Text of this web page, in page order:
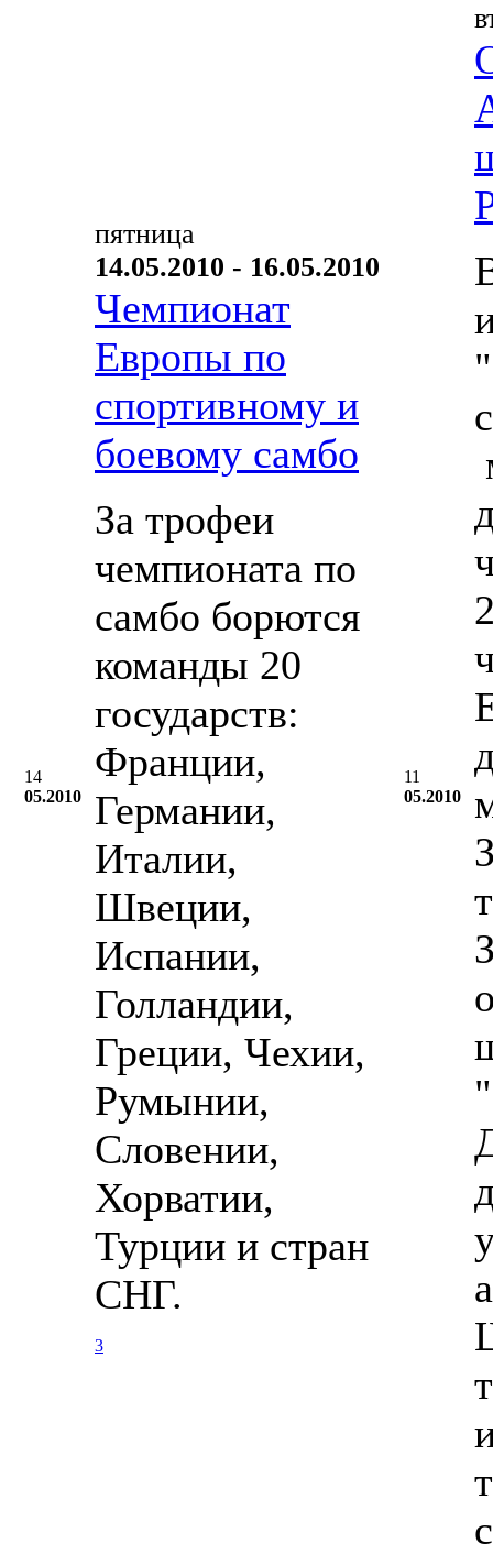
14
05.2010
пятница
14.05.2010 - 16.05.2010
Чемпионат
Европы по
спортивному и
боевому самбо
За трофеи
чемпионата по
самбо борются
команды 20
государств:
Франции,
Германии,
Италии,
Швеции,
Испании,
Голландии,
Греции, Чехии,
Румынии,
Словении,
Хорватии,
Турции и стран
СНГ.
3
11
05.2010